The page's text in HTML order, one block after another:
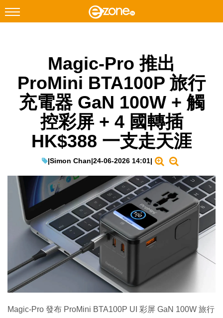
Instagram
科技焦點
網絡生活
教學評測
IT Times
生成式AI與雲端應用
Enterprise Digital Transformation
Magic-Pro 推出
ProMini BTA100P 旅行
充電器 GaN 100W + 觸
控彩屏 + 4 國轉插
HK$388 一支走天涯
|Simon Chan|24-06-2026 14:01|
Magic-Pro 發布 ProMini BTA100P UI 彩屏 GaN 100W 旅行